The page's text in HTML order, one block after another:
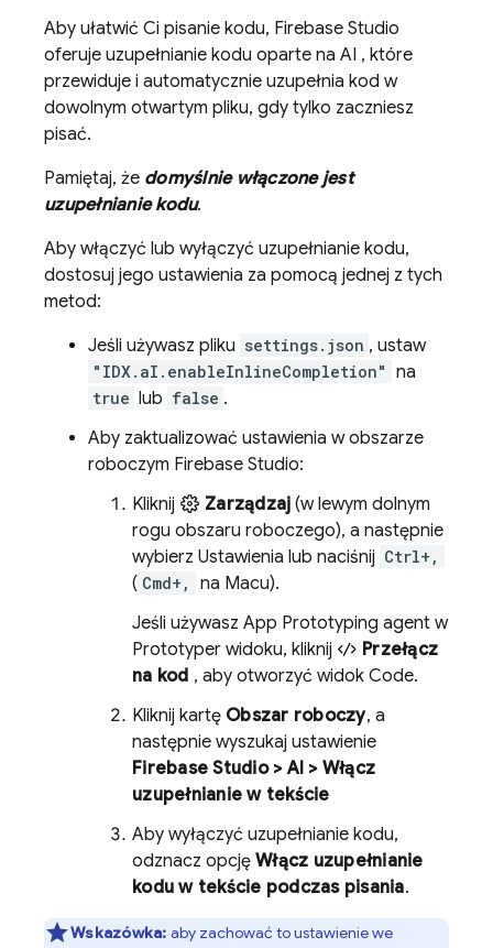
Aby ułatwić Ci pisanie kodu, Firebase Studio
oferuje uzupełnianie kodu oparte na AI , które
przewiduje i automatycznie uzupełnia kod w
dowolnym otwartym pliku, gdy tylko zaczniesz
pisać.
Pamiętaj, że domyślnie włączone jest
uzupełnianie kodu.
Aby włączyć lub wyłączyć uzupełnianie kodu,
dostosuj jego ustawienia za pomocą jednej z tych
metod:
Jeśli używasz pliku settings.json , ustaw
"IDX.aI.enableInlineCompletion" na
true lub false .
Aby zaktualizować ustawienia w obszarze
roboczym Firebase Studio:
Kliknij
Zarządzaj (w lewym dolnym
rogu obszaru roboczego), a następnie
wybierz Ustawienia lub naciśnij Ctrl+,
( Cmd+,
na Macu).
Jeśli używasz App Prototyping agent w
Prototyper widoku, kliknij
Przełącz
na kod , aby otworzyć widok Code.
Kliknij kartę Obszar roboczy, a
następnie wyszukaj ustawienie
Firebase Studio> AI > Włącz
uzupełnianie w tekście
Aby wyłączyć uzupełnianie kodu,
odznacz opcję Włącz uzupełnianie
kodu w tekście podczas pisania.
Wskazówka: aby zachować to ustawienie we